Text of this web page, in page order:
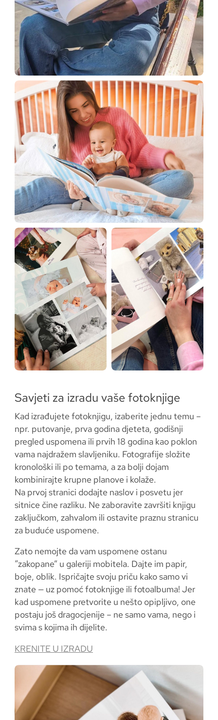
Savjeti za izradu vaše fotoknjige
Kad izrađujete fotoknjigu, izaberite jednu temu –
npr. putovanje, prva godina djeteta, godišnji
pregled uspomena ili prvih 18 godina kao poklon
vama najdražem slavljeniku. Fotografije složite
kronološki ili po temama, a za bolji dojam
kombinirajte krupne planove i kolaže.
Na prvoj stranici dodajte naslov i posvetu jer
sitnice čine razliku. Ne zaboravite završiti knjigu
zaključkom, zahvalom ili ostavite praznu stranicu
za buduće uspomene.
Zato nemojte da vam uspomene ostanu
“zakopane” u galeriji mobitela. Dajte im papir,
boje, oblik. Ispričajte svoju priču kako samo vi
znate — uz pomoć fotoknjige ili fotoalbuma! Jer
kad uspomene pretvorite u nešto opipljivo, one
postaju još dragocjenije – ne samo vama, nego i
svima s kojima ih dijelite.
KRENITE U IZRADU